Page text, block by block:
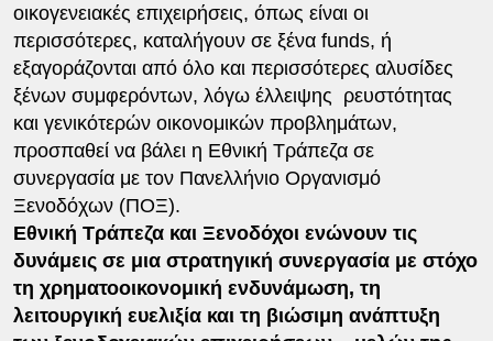
οικογενειακές επιχειρήσεις, όπως είναι οι
περισσότερες, καταλήγουν σε ξένα funds, ή
εξαγοράζονται από όλο και περισσότερες αλυσίδες
ξένων συμφερόντων, λόγω έλλειψης ρευστότητας
και γενικότερών οικονομικών προβλημάτων,
προσπαθεί να βάλει η Εθνική Τράπεζα σε
συνεργασία με τον Πανελλήνιο Οργανισμό
Ξενοδόχων (ΠΟΞ).
Εθνική Τράπεζα και Ξενοδόχοι ενώνουν τις
δυνάμεις σε μια στρατηγική συνεργασία με στόχο
τη χρηματοοικονομική ενδυνάμωση, τη
λειτουργική ευελιξία και τη βιώσιμη ανάπτυξη